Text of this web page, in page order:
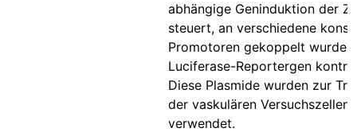
abhängige Geninduktion der
steuert, an verschiedene
Promotoren gekoppelt wurde,
Luciferase-Reportergen
Diese Plasmide wurden zur
der vaskulären Versuchszellen
verwendet.